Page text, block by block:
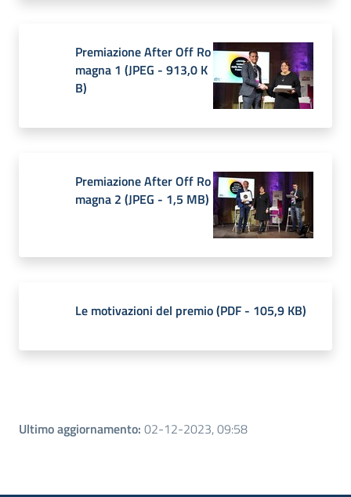
Premiazione After Off Ro
magna 1 (JPEG - 913,0 K
B)
Premiazione After Off Ro
magna 2 (JPEG - 1,5 MB)
Le motivazioni del premio(PDF - 105,9 KB)
Ultimo aggiornamento: 02-12-2023, 09:58